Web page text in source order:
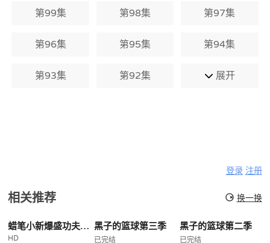
第99集 第98集 第97集
第96集 第95集 第94集
第93集 第92集 展开
登录 注册
相关推荐 换一换
蜡笔小新爆盛功夫小子拉面之乱
HD
黑子的篮球第三季
已完结
黑子的篮球第二季
已完结